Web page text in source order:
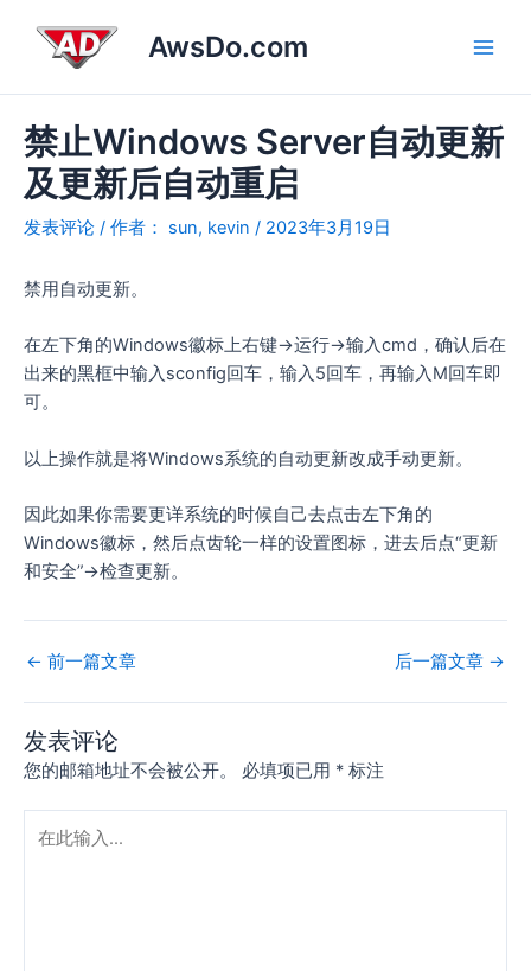
容
AwsDo.com
禁止Windows Server自动更新
及更新后自动重启
发表评论 / 作者： sun, kevin / 2023年3月19日
禁用自动更新。
在左下角的Windows徽标上右键→运行→输入cmd，确认后在
出来的黑框中输入sconfig回车，输入5回车，再输入M回车即
可。
以上操作就是将Windows系统的自动更新改成手动更新。
因此如果你需要更详系统的时候自己去点击左下角的
Windows徽标，然后点齿轮一样的设置图标，进去后点“更新
和安全”→检查更新。
navigation
← 前一篇文章 后一篇文章 →
发表评论
您的邮箱地址不会被公开。 必填项已用 * 标注